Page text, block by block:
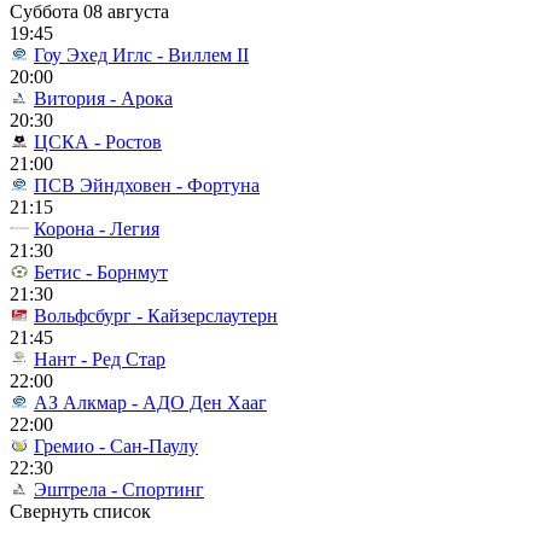
Суббота 08 августа
19:45
Гоу Эхед Иглс - Виллем II
20:00
Витория - Арока
20:30
ЦСКА - Ростов
21:00
ПСВ Эйндховен - Фортуна
21:15
Корона - Легия
21:30
Бетис - Борнмут
21:30
Вольфсбург - Кайзерслаутерн
21:45
Нант - Ред Стар
22:00
АЗ Алкмар - АДО Ден Хааг
22:00
Гремио - Сан-Паулу
22:30
Эштрела - Спортинг
Свернуть список